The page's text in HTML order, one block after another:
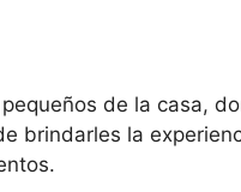
de la casa,
brindarles la